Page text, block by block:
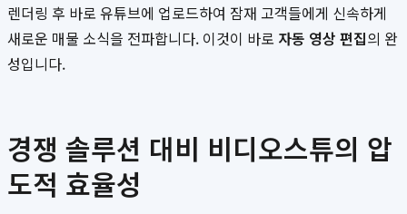
렌더링 후 바로 유튜브에 업로드하여 잠재 고객들에게 신속하게
새로운 매물 소식을 전파합니다. 이것이 바로 자동 영상 편집의 완
성입니다.
경쟁 솔루션 대비 비디오스튜의 압
도적 효율성